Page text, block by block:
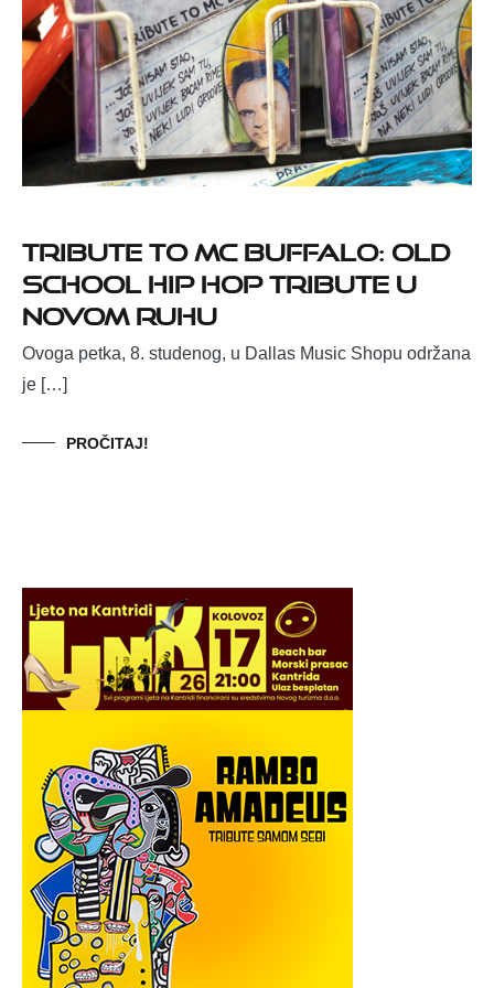
Tribute to MC Buffalo: Old
school hip hop tribute u
novom ruhu
Ovoga petka, 8. studenog, u Dallas Music Shopu održana
je […]
PROČITAJ!